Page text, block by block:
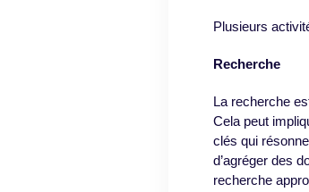
Plusieurs
Recherche
La recherche
Cela peut
clés qui
d’agréger des
recherche